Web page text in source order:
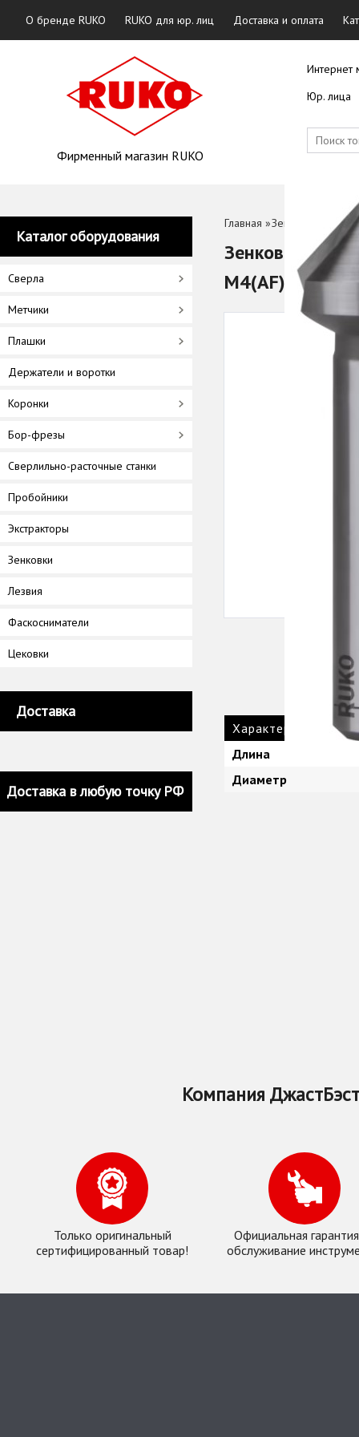
О бренде RUKO RUKO для юр. лиц Доставка и оплата
Фирменный магазин RUKO
Интернет
Юр. лица
Каталог оборудования
Сверла
Метчики
Плашки
Держатели и воротки
Коронки
Бор-фрезы
Сверлильно-расточные станки
Пробойники
Экстракторы
Зенковки
Лезвия
Фаскосниматели
Цековки
Доставка
Доставка в любую точку РФ
Главная »Зенковки
Зенковка ц/х
M4(AF) RUKO
Характеристики
Длина
Диаметр
Компания
Только оригинальный
сертифицированный товар!
Официальная
обслуживание